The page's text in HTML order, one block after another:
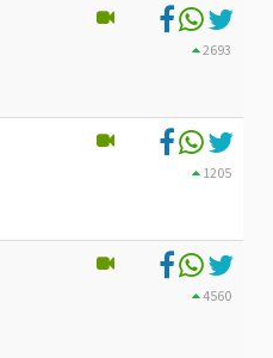
2693
1205
4560